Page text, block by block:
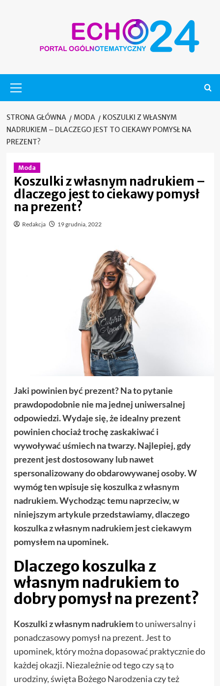
główne
STRONA GŁÓWNA MODA
KOSZULKI Z WŁASNYM
NADRUKIEM – DLACZEGO JEST TO CIEKAWY POMYSŁ NA
PREZENT?
Moda
Koszulki z własnym nadrukiem –
dlaczego jest to ciekawy pomysł
na prezent?
Redakcja 19 grudnia, 2022
Jaki powinien być prezent? Na to pytanie
prawdopodobnie nie ma jednej uniwersalnej
odpowiedzi. Wydaje się, że idealny prezent
powinien chociaż trochę zaskakiwać i
wywoływać uśmiech na twarzy. Najlepiej, gdy
prezent jest dostosowany lub nawet
spersonalizowany do obdarowywanej osoby. W
wymóg ten wpisuje się koszulka z własnym
nadrukiem. Wychodząc temu naprzeciw, w
niniejszym artykule przedstawiamy, dlaczego
koszulka z własnym nadrukiem jest ciekawym
pomysłem na upominek.
Dlaczego koszulka z
własnym nadrukiem to
dobry pomysł na prezent?
Koszulki z własnym nadrukiemto uniwersalny i
ponadczasowy pomysł na prezent. Jest to
upominek, który można dopasować praktycznie do
każdej okazji. Niezależnie od tego czy są to
urodziny, święta Bożego Narodzenia czy też